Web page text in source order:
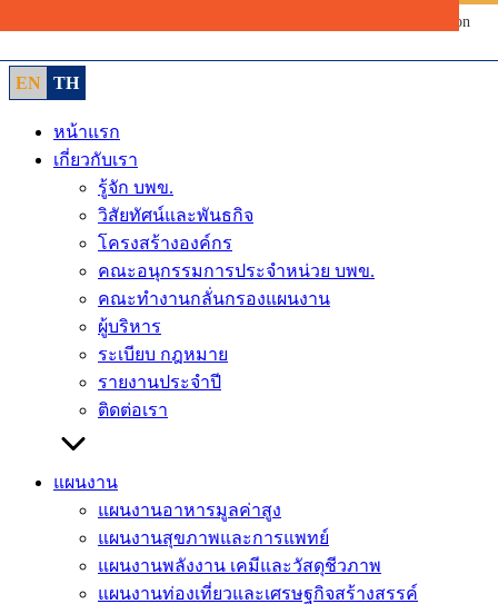
to
content
EN
TH
หน้าแรก
เกี่ยวกับเรา
รู้จัก บพข.
วิสัยทัศน์และพันธกิจ
โครงสร้างองค์กร
คณะอนุกรรมการประจำหน่วย บพข.
คณะทำงานกลั่นกรองแผนงาน
ผู้บริหาร
ระเบียบ กฎหมาย
รายงานประจำปี
ติดต่อเรา
แผนงาน
แผนงานอาหารมูลค่าสูง
แผนงานสุขภาพและการแพทย์
แผนงานพลังงาน เคมีและวัสดุชีวภาพ
แผนงานท่องเที่ยวและเศรษฐกิจสร้างสรรค์